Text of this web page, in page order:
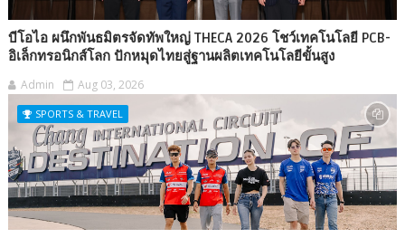
บีโอไอ ผนึกพันธมิตรจัดทัพใหญ่ THECA 2026 โชว์เทคโนโลยี PCB-
อิเล็กทรอนิกส์โลก ปักหมุดไทยสู่ฐานผลิตเทคโนโลยีขั้นสูง
Admin Aug 03, 2026
SPORTS & TRAVEL